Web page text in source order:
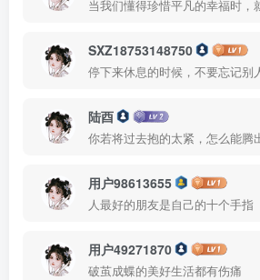
当我们懂得珍惜平凡的幸福时，
SXZ18753148750
停下来休息的时候，不要忘记别
陆酉
你若将过去抱的太紧，怎么能腾
用户98613655
人最好的朋友是自己的十个手指
用户49271870
破茧成蝶的美好生活都有伤痛